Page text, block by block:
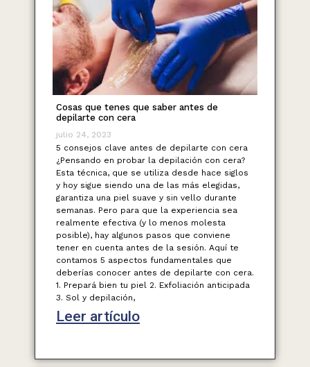
Cosas que tenes que saber antes de
depilarte con cera
julio 24, 2023
5 consejos clave antes de depilarte con cera
¿Pensando en probar la depilación con cera?
Esta técnica, que se utiliza desde hace siglos
y hoy sigue siendo una de las más elegidas,
garantiza una piel suave y sin vello durante
semanas. Pero para que la experiencia sea
realmente efectiva (y lo menos molesta
posible), hay algunos pasos que conviene
tener en cuenta antes de la sesión. Aquí te
contamos 5 aspectos fundamentales que
deberías conocer antes de depilarte con cera.
1. Prepará bien tu piel 2. Exfoliación anticipada
3. Sol y depilación,
Leer artículo